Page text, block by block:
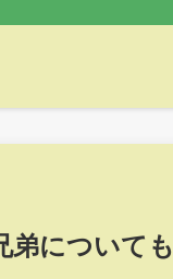
弟についても